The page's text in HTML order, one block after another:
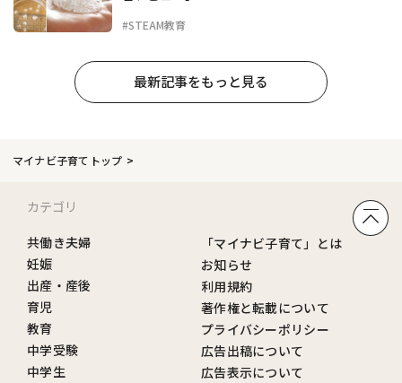
#STEAM教育
最新記事をもっと見る
マイナビ子育てトップ
カテゴリ
共働き夫婦
妊娠
出産・産後
育児
教育
中学受験
中学生
「マイナビ子育て」とは
お知らせ
利用規約
著作権と転載について
プライバシーポリシー
広告出稿について
広告表示について